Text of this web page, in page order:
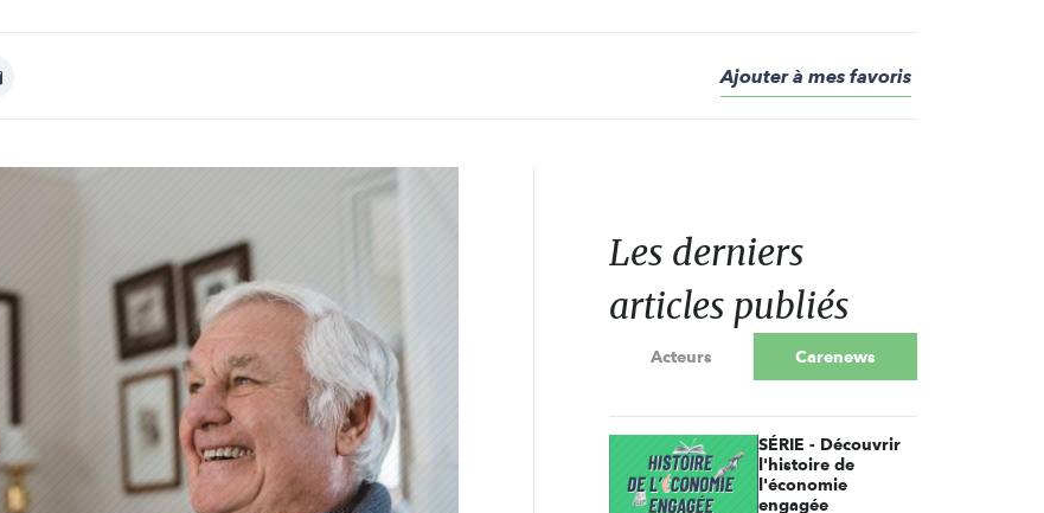
Ajouter à mes favoris
Les derniers
articles publiés
Acteurs Carenews
SÉRIE - Découvrir
l'histoire de
l'économie
engagée